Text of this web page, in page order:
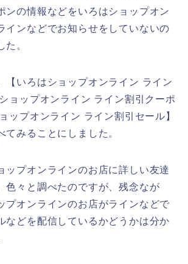
ンの情報などをいろはショップオン
インなどでお知らせをしていないの
た。
【いろはショップオンライン ライン
ョップオンライン ライン割引クーポ
ップオンライン ライン割引セール】
てみることにしました。
ップオンラインのお店に詳しい友達
色々と調べたのですが、残念なが
プオンラインのお店がラインなどで
などを配信しているかどうかは分か